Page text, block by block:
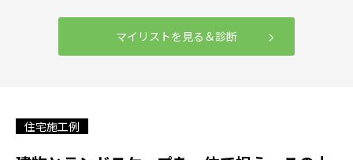
マイリストを見る＆診断
住宅施工例